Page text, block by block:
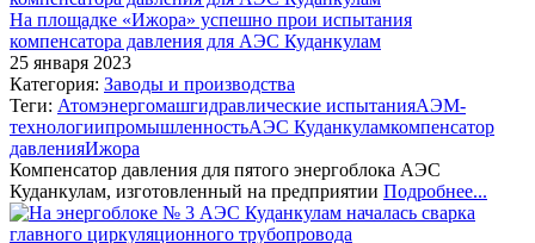
На площадке «Ижора» успешно прои испытания
компенсатора давления для АЭС Куданкулам
25 января 2023
Категория: Заводы и производства
Теги: Атомэнергомашгидравлические испытанияАЭМ-
технологиипромышленностьАЭС Куданкуламкомпенсатор
давленияИжора
Компенсатор давления для пятого энергоблока АЭС
Куданкулам, изготовленный на предприятии Подробнее...